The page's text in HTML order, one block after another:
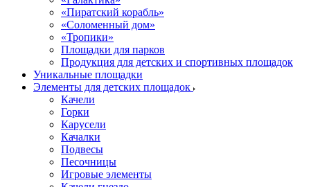
«Пиратский корабль»
«Соломенный дом»
«Тропики»
Площадки для парков
Продукция для детских и спортивных площадок
Уникальные площадки
Элементы для детских площадок
Качели
Горки
Карусели
Качалки
Подвесы
Песочницы
Игровые элементы